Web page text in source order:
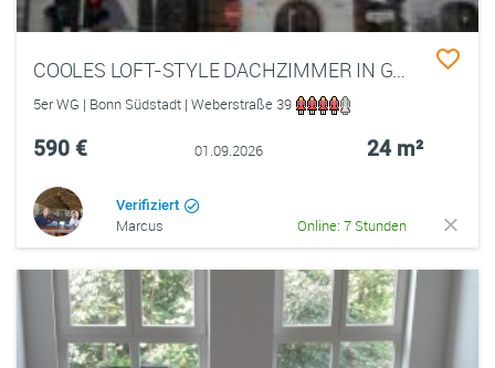
COOLES LOFT-STYLE DACHZIMMER IN GRÜNDERZEITHAUS NÄHE UNI-MENSA
5er WG | Bonn Südstadt | Weberstraße 39
590 € 01.09.2026 24 m²
Verifiziert
Marcus Online: 7 Stunden